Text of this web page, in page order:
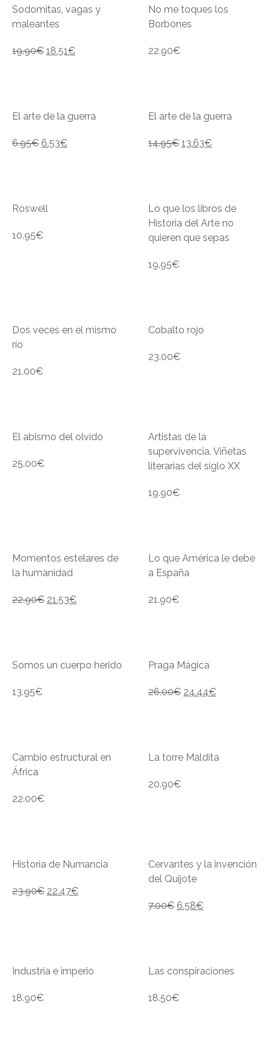
Sodomitas, vagas y
maleantes
19.90€ 18.51€
No me toques los
Borbones
22.90€
El arte de la guerra
6.95€ 6.53€
El arte de la guerra
14.95€ 13.63€
Roswell
10.95€
Lo que los libros de
Historia del Arte no
quieren que sepas
19.95€
Dos veces en el mismo
río
21.00€
Cobalto rojo
23.00€
El abismo del olvido
25.00€
Artistas de la
supervivencia. Viñetas
literarias del siglo XX
19.90€
Momentos estelares de
la humanidad
22.90€ 21.53€
Lo que América le debe
a España
21.90€
Somos un cuerpo herido
13.95€
Praga Mágica
26.00€ 24.44€
Cambio estructural en
África
22.00€
La torre Maldita
20.90€
Historia de Numancia
23.90€ 22.47€
Cervantes y la invención
del Quijote
7.00€ 6.58€
Industria e imperio
18.90€
Las conspiraciones
18.50€